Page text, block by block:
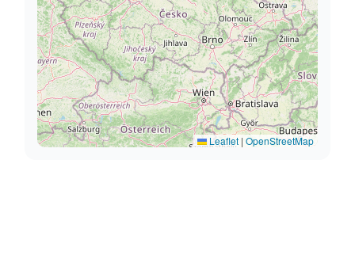
Leaflet | OpenStreetMap